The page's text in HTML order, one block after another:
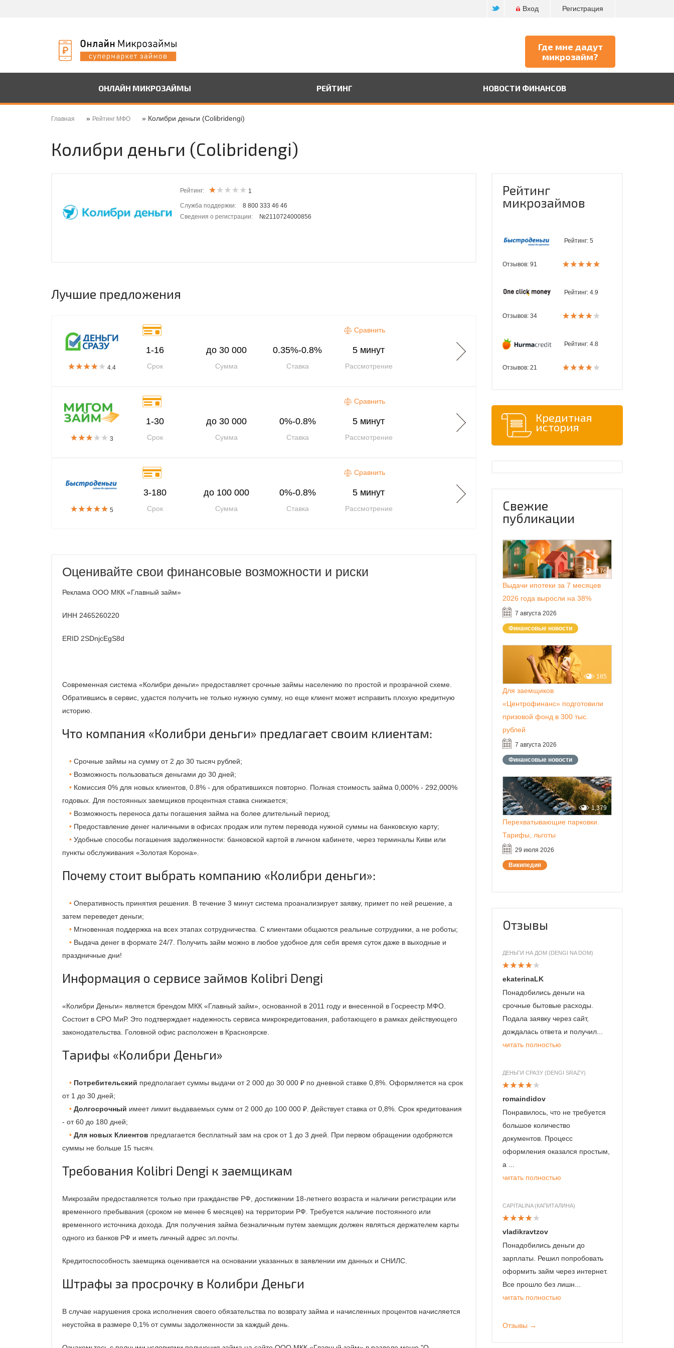
Регистрация
Вход
Где мне дадут
микрозайм?
ОНЛАЙН МИКРОЗАЙМЫ РЕЙТИНГ НОВОСТИ ФИНАНСОВ
Главная » Рейтинг МФО » Колибри деньги (Сolibridengi)
Колибри деньги (Сolibridengi)
Рейтинг: 1
Служба поддержки:
8 800 333 46 46
Сведения о регистрации:
№2110724000856
Лучшие предложения
4.4 Срок
1-16
Сумма
до 30 000
Ставка
0.35%-0.8%
Рассмотрение
5 минут
Сравнить
3 Срок
1-30
Сумма
до 30 000
Ставка
0%-0.8%
Рассмотрение
5 минут
Сравнить
5 Срок
3-180
Сумма
до 100 000
Ставка
0%-0.8%
Рассмотрение
5 минут
Сравнить
Оценивайте свои финансовые возможности и риски
Реклама ООО МКК «Главный займ»
ИНН 2465260220
ERID 2SDnjcEgS8d
Современная система «Колибри деньги» предоставляет срочные займы населению по простой и прозрачной схеме.
Обратившись в сервис, удастся получить не только нужную сумму, но еще клиент может исправить плохую кредитную
историю.
Что компания «Колибри деньги» предлагает своим клиентам:
Срочные займы на сумму от 2 до 30 тысяч рублей;
Возможность пользоваться деньгами до 30 дней;
Комиссия 0% для новых клиентов, 0.8% - для обратившихся повторно. Полная стоимость займа 0,000% - 292,000%
годовых. Для постоянных заемщиков процентная ставка снижается;
Возможность переноса даты погашения займа на более длительный период;
Предоставление денег наличными в офисах продаж или путем перевода нужной суммы на банковскую карту;
Удобные способы погашения задолженности: банковской картой в личном кабинете, через терминалы Киви или
пункты обслуживания «Золотая Корона».
Почему стоит выбрать компанию «Колибри деньги»:
Оперативность принятия решения. В течение 3 минут система проанализирует заявку, примет по ней решение, а
затем переведет деньги;
Мгновенная поддержка на всех этапах сотрудничества. С клиентами общаются реальные сотрудники, а не роботы;
Выдача денег в формате 24/7. Получить займ можно в любое удобное для себя время суток даже в выходные и
праздничные дни!
Информация о сервисе займов Kolibri Dengi
«Колибри Деньги» является брендом МКК «Главный займ», основанной в 2011 году и внесенной в Госреестр МФО.
Состоит в СРО МиР. Это подтверждает надежность сервиса микрокредитования, работающего в рамках действующего
законодательства. Головной офис расположен в Красноярске.
Тарифы «Колибри Деньги»
Потребительский предполагает суммы выдачи от 2 000 до 30 000 ₽ по дневной ставке 0,8%. Оформляется на срок
от 1 до 30 дней;
Долгосрочный имеет лимит выдаваемых сумм от 2 000 до 100 000 ₽. Действует ставка от 0,8%. Срок кредитования
- от 60 до 180 дней;
Для новых Клиентов предлагается бесплатный зам на срок от 1 до 3 дней. При первом обращении одобряются
суммы не больше 15 тысяч.
Требования Kolibri Dengi к заемщикам
Микрозайм предоставляется только при гражданстве РФ, достижении 18-летнего возраста и наличии регистрации или
временного пребывания (сроком не менее 6 месяцев) на территории РФ. Требуется наличие постоянного или
временного источника дохода. Для получения займа безналичным путем заемщик должен являться держателем карты
одного из банков РФ и иметь личный адрес эл.почты.
Кредитоспособность заемщика оценивается на основании указанных в заявлении им данных и СНИЛС.
Штрафы за просрочку в Колибри Деньги
В случае нарушения срока исполнения своего обязательства по возврату займа и начисленных процентов начисляется
неустойка в размере 0,1% от суммы задолженности за каждый день.
Рейтинг
микрозаймов
Рейтинг: 5
Отзывов: 91
Рейтинг: 4.9
Отзывов: 34
Рейтинг: 4.8
Отзывов: 21
Кредитная
история
Свежие
публикации
Выдачи ипотеки за 7 месяцев
2026 года выросли на 38%
7 августа 2026
176
Финансовые новости
Для заемщиков
«Центрофинанс» подготовили
призовой фонд в 300 тыс.
рублей
7 августа 2026
185
Финансовые новости
Перехватывающие парковки.
Тарифы, льготы
29 июля 2026
1,379
Википедия
Отзывы
ДЕНЬГИ НА ДОМ (DENGI NA DOM)
ekaterinaLK
Понадобились деньги на
срочные бытовые расходы.
Подала заявку через сайт,
дождалась ответа и получил...
читать полностью
ДЕНЬГИ СРАЗУ (DENGI SRAZY)
romaindidov
Понравилось, что не требуется
большое количество
документов. Процесс
оформления оказался простым,
а ...
читать полностью
CAPITALINA (КАПИТАЛИНА)
vladikravtzov
Понадобились деньги до
зарплаты. Решил попробовать
оформить займ через интернет.
Все прошло без лишн...
читать полностью
Отзывы →